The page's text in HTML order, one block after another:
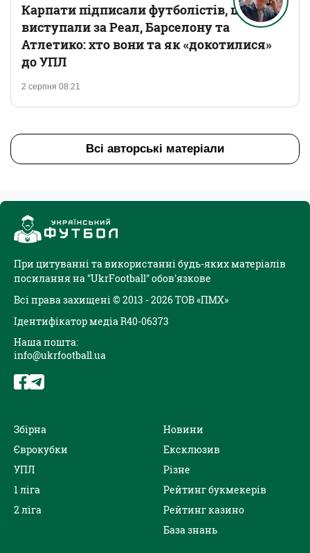
2 серпня 08:21
Карпати підписали футболістів, що
виступали за Реал, Барселону та
Атлетико: хто вони та як «докотилися»
до УПЛ
Всі авторські матеріали
При цитуванні та використанні будь-яких матеріалів
посилання на "UkrFootball" обов'язкове
Всі права захищені © 2013 - 2026 ТОВ «ПМХ»
Ідентифікатор медіа R40-06373
Наша пошта:
info@ukrfootball.ua
Збірна
Єврокубки
УПЛ
1 ліга
2 ліга
Новини
Ексклюзив
Різне
Рейтинг букмекерів
Рейтинг казино
База знань